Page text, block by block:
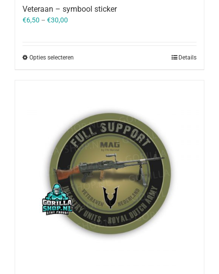
Veteraan – symbool sticker
€6,50 – €30,00
Opties selecteren Details